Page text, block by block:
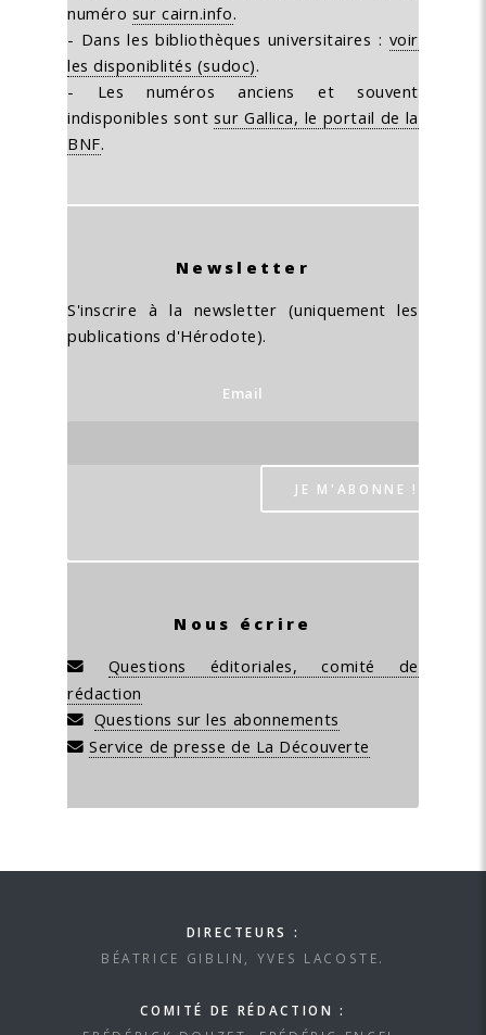
numéro sur cairn.info.
- Dans les bibliothèques universitaires : voir
les disponiblités (sudoc).
- Les numéros anciens et souvent
indisponibles sontsur Gallica, le portail de la
BNF.
Newsletter
S'inscrire à la newsletter (uniquement les
publications d'Hérodote).
Email
Nous écrire
Questions éditoriales, comité de
rédaction
Questions sur les abonnements
Service de presse de La Découverte
DIRECTEURS :
BÉATRICE GIBLIN, YVES LACOSTE.
COMITÉ DE RÉDACTION :